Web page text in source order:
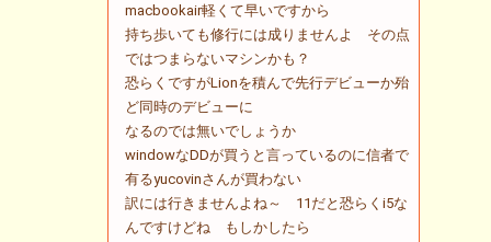
macbookair軽くて早いですから
持ち歩いても修行には成りませんよ その点
ではつまらないマシンかも？
恐らくですがLionを積んで先行デビューか殆
ど同時のデビューに
なるのでは無いでしょうか
windowなDDが買うと言っているのに信者で
有るyucovinさんが買わない
訳には行きませんよね～ 11だと恐らくi5な
んですけどね もしかしたら